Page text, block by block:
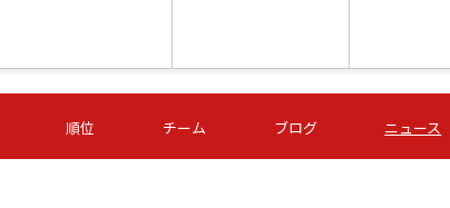
第16節 09/05 (土) 15:00
石人の星
-
第16節 09/05 (土) 16:00
ＡＧＦ
-
いちご
-
順位 チーム ブログ ニュース